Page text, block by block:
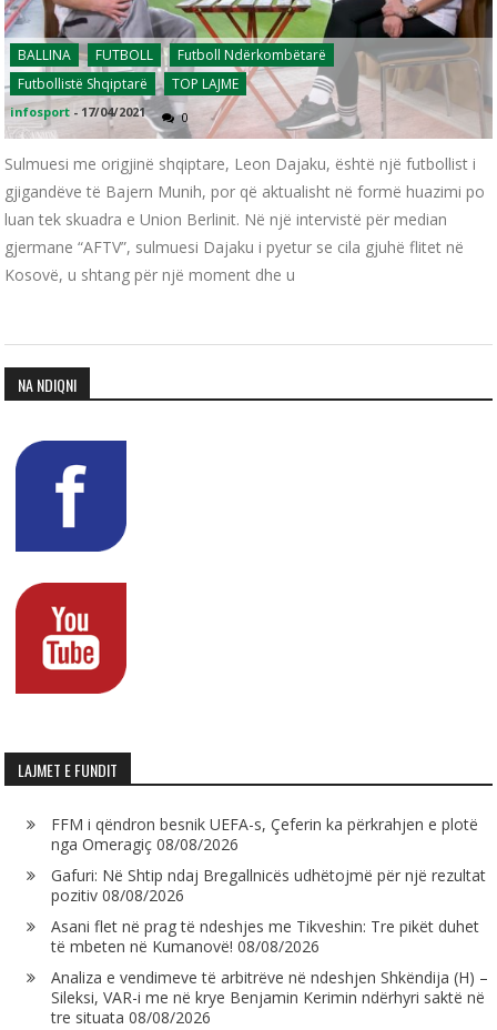
BALLINA FUTBOLL
Futboll Ndërkombëtarë
Futbollistë Shqiptarë
TOP LAJME
infosport - 17/04/2021 0
Sulmuesi me origjinë shqiptare, Leon Dajaku, është një futbollist i
gjigandëve të Bajern Munih, por që aktualisht në formë huazimi po
luan tek skuadra e Union Berlinit. Në një intervistë për median
gjermane “AFTV”, sulmuesi Dajaku i pyetur se cila gjuhë flitet në
Kosovë, u shtang për një moment dhe u
NA NDIQNI
LAJMET E FUNDIT
FFM i qëndron besnik UEFA-s, Çeferin ka përkrahjen e plotë
nga Omeragiç 08/08/2026
Gafuri: Në Shtip ndaj Bregallnicës udhëtojmë për një rezultat
pozitiv 08/08/2026
Asani flet në prag të ndeshjes me Tikveshin: Tre pikët duhet
të mbeten në Kumanovë! 08/08/2026
Analiza e vendimeve të arbitrëve në ndeshjen Shkëndija (H) –
Sileksi, VAR-i me në krye Benjamin Kerimin ndërhyri saktë në
tre situata 08/08/2026